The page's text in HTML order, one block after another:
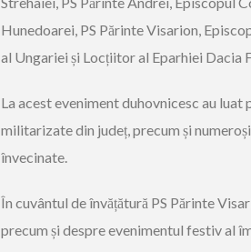
Hunedoarei, PS Părinte Visarion,
al Ungariei și Locțiitor al Eparhiei Dacia
La acest eveniment duhovnicesc au
militarizate din județ, precum și
învecinate.
În cuvântul de învățătură PS Părinte
precum și despre evenimentul festiv al